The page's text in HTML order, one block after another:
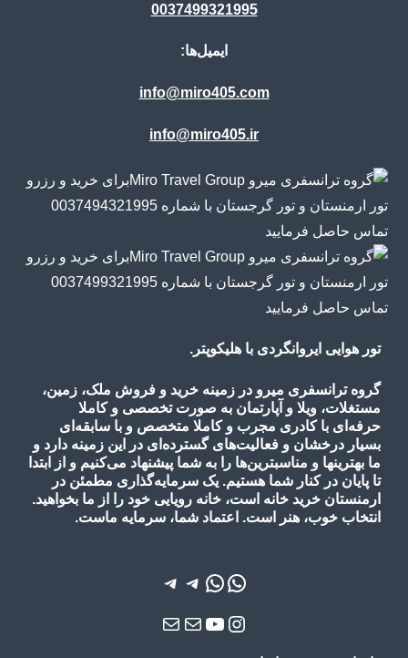
0037499321995
ایمیل‌ها:
info@miro405.com
info@miro405.ir
تور هوایی ایروانگردی با هلیکوپتر.
گروه ترانسفری میرو در زمینه خرید و فروش ملک، زمین،
مستغلات، ویلا و آپارتمان به صورت تخصصی و کاملا
حرفه‌ای با کادری مجرب و کاملا متخصص و با سابقه‌ای
بسیار درخشان و فعالیت‌های گسترده‌ای در این زمینه دارد و
ما بهترینها و مناسبترین‌ها را به شما پیشنهاد می‌کنیم و از ابتدا
تا پایان در کنار شما هستیم. یک سرمایه‌گذاری مطمئن در
ارمنستان خرید خانه است، خانه رویایی خود را از ما بخواهید.
انتخاب خوب، هنر است. اعتماد شما، سرمایه ماست.
واتس‌اپ
واتس‌اپ
تلگرامتلگرام
اینستاگرم
یوتیوب
ایمیلایمیل